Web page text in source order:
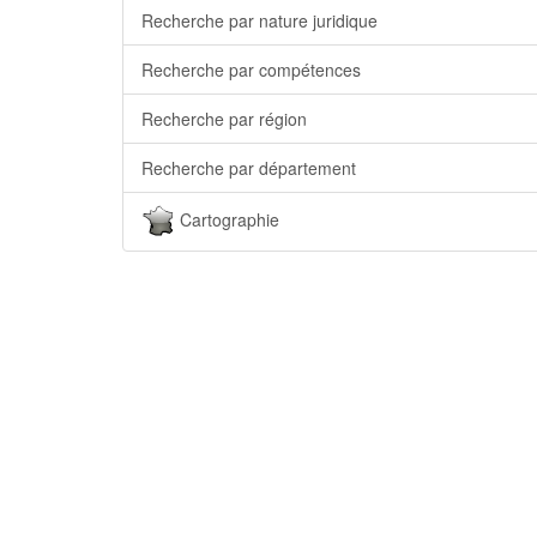
Recherche par nature juridique
Recherche par compétences
Recherche par région
Recherche par département
Cartographie